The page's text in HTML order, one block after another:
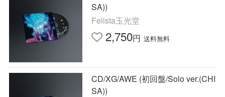
SA))
Felista玉光堂
2,750円 送料無料
CD/XG/AWE (初回盤/Solo ver.(CHI
SA))